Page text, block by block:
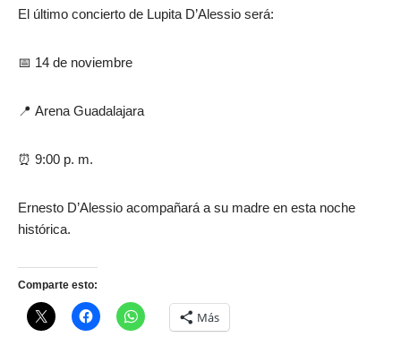
El último concierto de Lupita D’Alessio será:
📅 14 de noviembre
📍 Arena Guadalajara
⏰ 9:00 p. m.
Ernesto D’Alessio acompañará a su madre en esta noche
histórica.
Comparte esto:
Más